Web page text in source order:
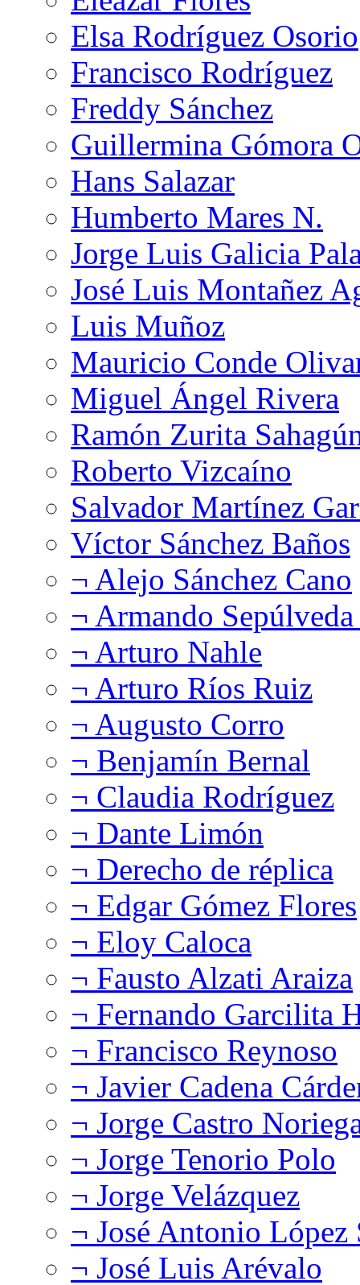
Elsa Rodríguez Osorio
Francisco Rodríguez
Freddy Sánchez
Guillermina Gómora
Hans Salazar
Humberto Mares N.
Jorge Luis Galicia
José Luis Montañez
Luis Muñoz
Mauricio Conde
Miguel Ángel Rivera
Ramón Zurita
Roberto Vizcaíno
Salvador Martínez
Víctor Sánchez Baños
¬ Alejo Sánchez Cano
¬ Armando
¬ Arturo Nahle
¬ Arturo Ríos Ruiz
¬ Augusto Corro
¬ Benjamín Bernal
¬ Claudia Rodríguez
¬ Dante Limón
¬ Derecho de réplica
¬ Edgar Gómez Flores
¬ Eloy Caloca
¬ Fausto Alzati Araiza
¬ Fernando Garcilita
¬ Francisco Reynoso
¬ Javier Cadena
¬ Jorge Castro
¬ Jorge Tenorio Polo
¬ Jorge Velázquez
¬ José Antonio López
¬ José Luis Arévalo